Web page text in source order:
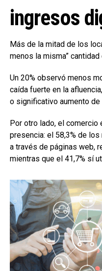
ingresos
Más de la mitad de los
menos la misma”
Un 20% observó menos
caída fuerte en la
o significativo aumento
Por otro lado, el
presencia: el 58,3% de
a través de páginas web,
mientras que el 41,7% sí